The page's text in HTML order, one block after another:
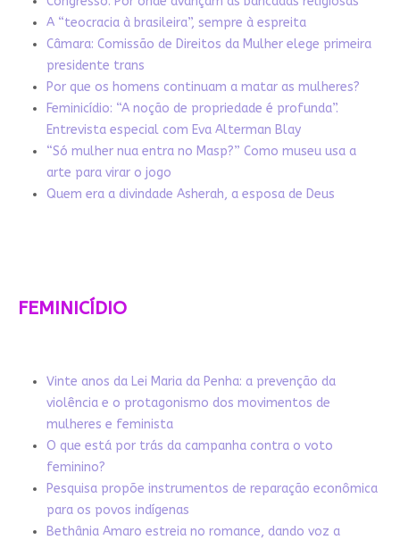
A “teocracia à brasileira”, sempre à espreita
Câmara: Comissão de Direitos da Mulher elege primeira
presidente trans
Por que os homens continuam a matar as mulheres?
Feminicídio: “A noção de propriedade é profunda”.
Entrevista especial com Eva Alterman Blay
“Só mulher nua entra no Masp?” Como museu usa a
arte para virar o jogo
Quem era a divindade Asherah, a esposa de Deus
FEMINICÍDIO
Vinte anos da Lei Maria da Penha: a prevenção da
violência e o protagonismo dos movimentos de
mulheres e feminista
O que está por trás da campanha contra o voto
feminino?
Pesquisa propõe instrumentos de reparação econômica
para os povos indígenas
Bethânia Amaro estreia no romance, dando voz a